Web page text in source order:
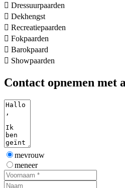
 Dressuurpaarden
 Dekhengst
 Recreatiepaarden
 Fokpaarden
 Barokpaard
 Showpaarden
Contact opnemen met
mevrouw
meneer